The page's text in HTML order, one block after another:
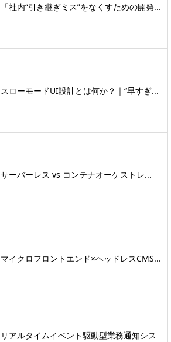
「社内“引き継ぎミス”をなくすための開発...
スローモードUI設計とは何か？｜“早すぎ...
サーバーレス vs コンテナオーケストレ...
マイクロフロントエンド×ヘッドレスCMS...
リアルタイムイベント駆動型業務通知シス